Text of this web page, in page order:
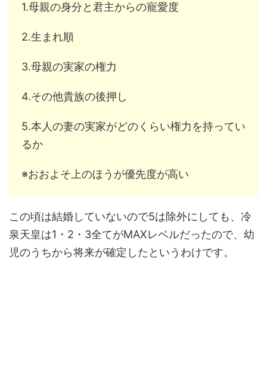
1.母親の身分と君主からの寵愛度
2.生まれ順
3.母親の実家の権力
4.その他貴族の後押し
5.本人の妻の実家がどのくらい権力を持ってい
るか
※おおよそ上のほうが優先度が高い
この頃は結婚していないので5は除外にしても、冷
泉天皇は1・2・3全てがMAXレベルだったので、幼
児のうちから将来が確定したというわけです。